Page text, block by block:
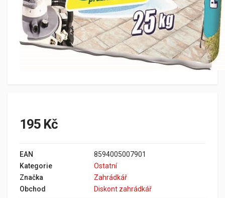
195 Kč
EAN
8594005007901
Kategorie
Ostatní
Značka
Zahrádkář
Obchod
Diskont zahrádkář